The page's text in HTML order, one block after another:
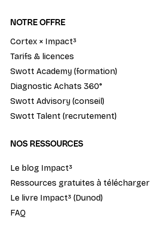
NOTRE OFFRE
Cortex × Impact³
Tarifs & licences
Swott Academy (formation)
Diagnostic Achats 360°
Swott Advisory (conseil)
Swott Talent (recrutement)
NOS RESSOURCES
Le blog Impact³
Ressources gratuites à télécharger
Le livre Impact³ (Dunod)
FAQ